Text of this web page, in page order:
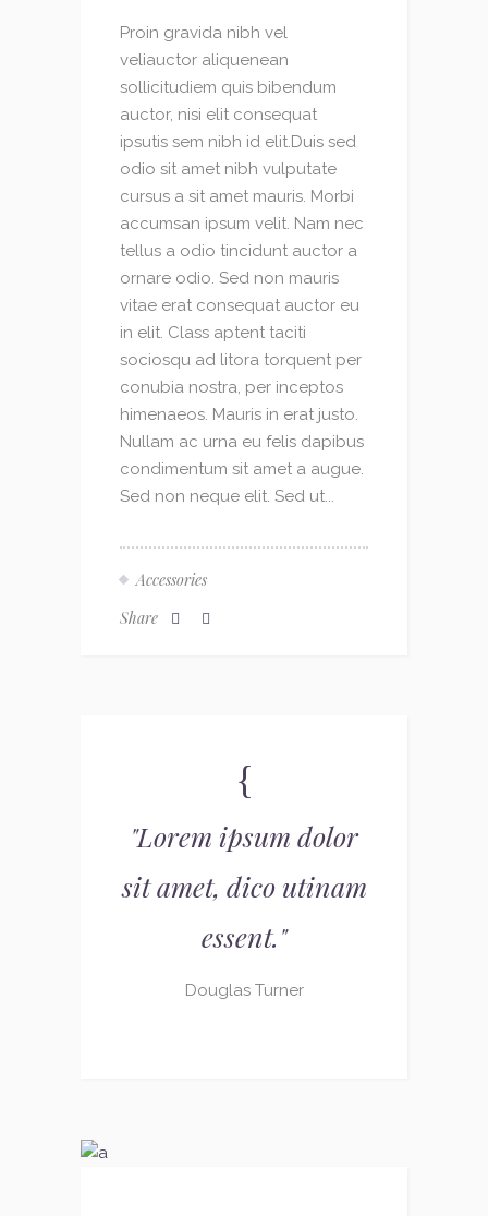
Proin gravida nibh vel
veliauctor aliquenean
sollicitudiem quis bibendum
auctor, nisi elit consequat
ipsutis sem nibh id elit.Duis sed
odio sit amet nibh vulputate
cursus a sit amet mauris. Morbi
accumsan ipsum velit. Nam nec
tellus a odio tincidunt auctor a
ornare odio. Sed non mauris
vitae erat consequat auctor eu
in elit. Class aptent taciti
sociosqu ad litora torquent per
conubia nostra, per inceptos
himenaeos. Mauris in erat justo.
Nullam ac urna eu felis dapibus
condimentum sit amet a augue.
Sed non neque elit. Sed ut...
Accessories
Share
"Lorem ipsum dolor
sit amet, dico utinam
essent."
Douglas Turner